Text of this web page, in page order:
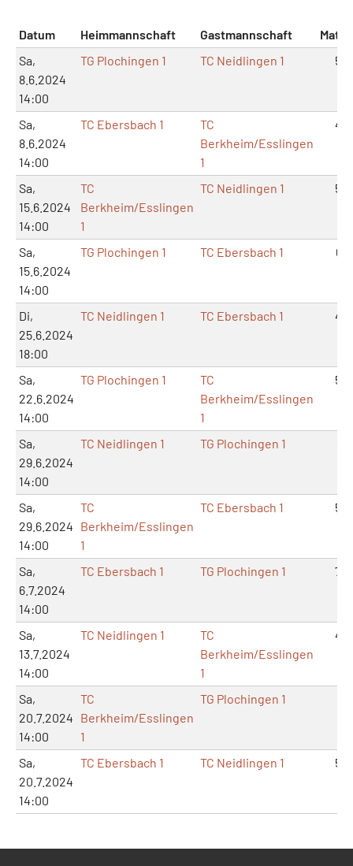
Datum Heimmannschaft Gastmannschaft
Sa,
8.6.2024
14:00
TG Plochingen 1 TC Neidlingen 1 5:4
Sa,
8.6.2024
14:00
TC Ebersbach 1
TC
Berkheim/Esslingen
1
4:5
Sa,
15.6.2024
14:00
TC
Berkheim/Esslingen
1
TC Neidlingen 1 5:4
Sa,
15.6.2024
14:00
TG Plochingen 1 TC Ebersbach 1 6:3
Di,
25.6.2024
18:00
TC Neidlingen 1 TC Ebersbach 1 4:5
Sa,
22.6.2024
14:00
TG Plochingen 1
TC
Berkheim/Esslingen
1
5:4
Sa,
29.6.2024
14:00
TC Neidlingen 1 TG Plochingen 1
Sa,
29.6.2024
14:00
TC
Berkheim/Esslingen
1
TC Ebersbach 1 5:4
Sa,
6.7.2024
14:00
TC Ebersbach 1 TG Plochingen 1 7:2
Sa,
13.7.2024
14:00
TC Neidlingen 1
TC
Berkheim/Esslingen
1
4:5
Sa,
20.7.2024
14:00
TC
Berkheim/Esslingen
1
TG Plochingen 1
Sa,
20.7.2024
14:00
TC Ebersbach 1 TC Neidlingen 1 5:4